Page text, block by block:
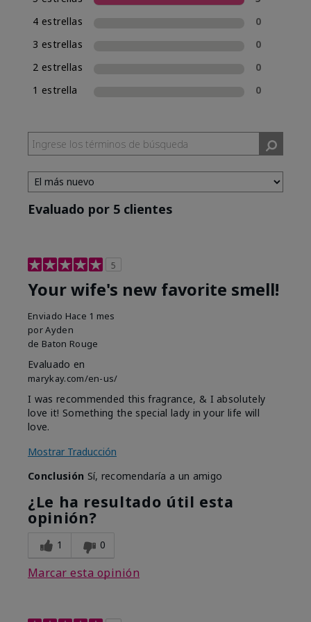
consistente, Mary Kay incluirá la clasificación
de fragancia en el nombre de las nuevas
clasificada como Eau de Parfum (EDP), lo cual se
incluye en su nombre.
4 estrellas
0
3 estrellas
0
2 estrellas
0
1 estrella
0
Evaluado por 5 clientes
5
Your wife's new favorite smell!
Enviado Hace 1 mes
porAyden
de Baton Rouge
Evaluado en
marykay.com/en-us/
I was recommended this fragrance, & I absolutely
love it! Something the special lady in your life will
love.
Mostrar Traducción
Conclusión Sí, recomendaría a un amigo
¿Le ha resultado útil esta
opinión?
1 0
Marcar esta opinión